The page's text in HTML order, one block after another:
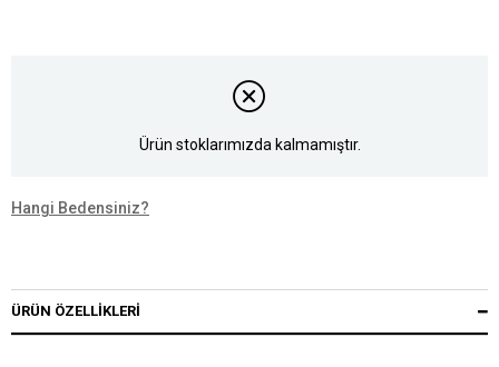
Ürün stoklarımızda kalmamıştır.
Hangi Bedensiniz?
ÜRÜN ÖZELLIKLERI